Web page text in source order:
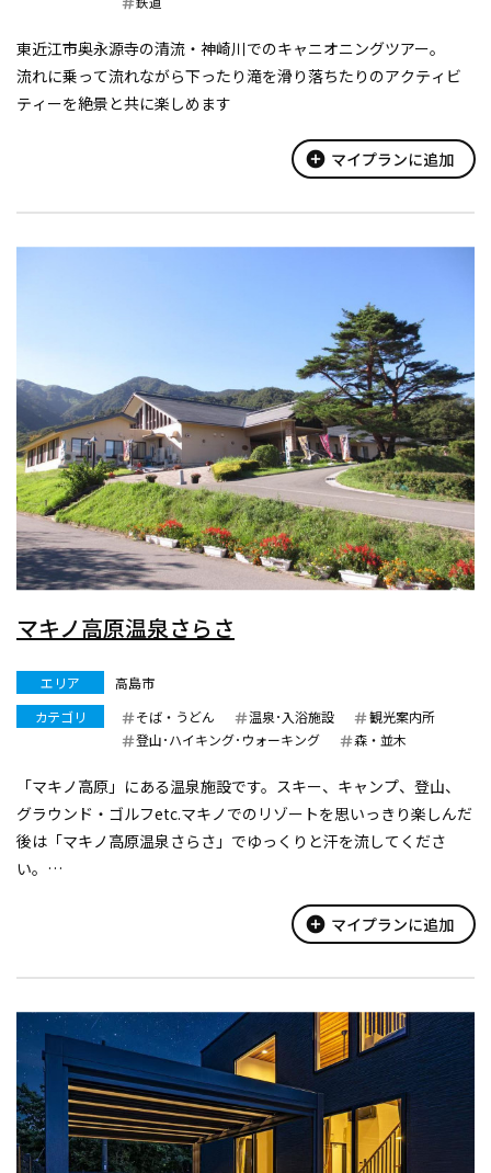
東近江市奥永源寺の清流・神崎川でのキャニオニングツアー。
流れに乗って流れながら下ったり滝を滑り落ちたりのアクティビ
ティーを絶景と共に楽しめます
add_circle マイプランに追加
マキノ高原温泉さらさ
エリア
高島市
カテゴリ
そば・うどん 温泉･入浴施設
観光案内所
登山･ハイキング･ウォーキング
森・並木
「マキノ高原」にある温泉施設です。スキー、キャンプ、登山、
グラウンド・ゴルフetc.マキノでのリゾートを思いっきり楽しんだ
後は「マキノ高原温泉さらさ」でゆっくりと汗を流してくださ
い。
流すことはもとより、やすらぎとゆとりを得ながらふれあいの交
add_circle マイプランに追加